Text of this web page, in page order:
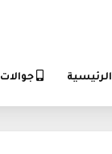
الرئيسية جوالات